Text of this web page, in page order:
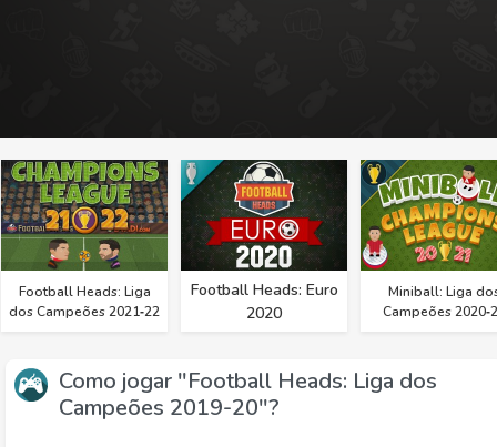
Football Heads: Liga
dos Campeões 2021‑22
Football Heads: Euro
2020
Miniball: Liga
Campeões
Como jogar "Football Heads: Liga dos
Campeões 2019-20"?